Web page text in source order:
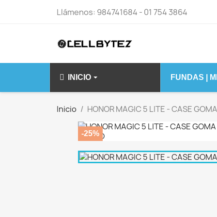
Llámenos: 984741684 - 01 754 3864
INICIO
IPHONE 14
IPHONE 14 PRO
FUNDAS |
Inicio HONOR MAGIC 5 LITE - CASE
-25%